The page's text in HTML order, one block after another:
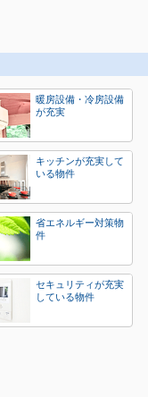
暖房設備・冷房設備
が充実
キッチンが充実して
いる物件
省エネルギー対策物
件
セキュリティが充実
している物件